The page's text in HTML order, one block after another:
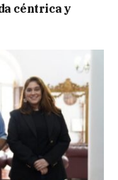
céntrica y